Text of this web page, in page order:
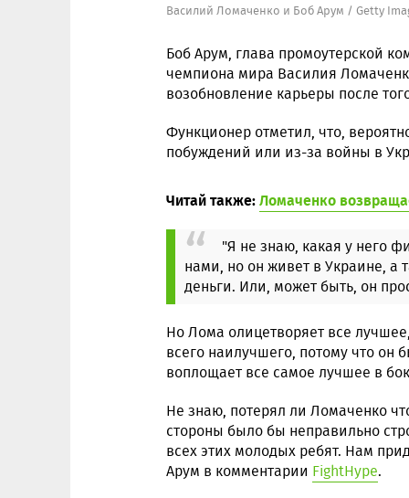
Василий Ломаченко и Боб Арум / Getty
Боб Арум, глава промоутерской
чемпиона мира Василия
возобновление карьеры после
Функционер отметил, что,
побуждений или из-за войны в
Читай также:Ломаченко
"Я не знаю, какая у него
нами, но он живет в Украине,
деньги. Или, может быть, он
Но Лома олицетворяет все
всего наилучшего, потому что он
воплощает все самое лучшее в
Не знаю, потерял ли Ломаченко
стороны было бы неправильно
всех этих молодых ребят. Нам
Арум в комментарии FightHype.